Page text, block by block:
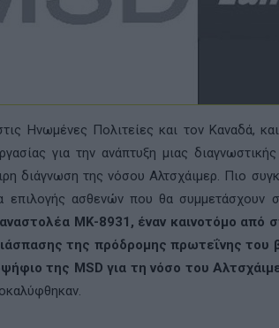
Ηνωμένες Πολιτείες και τον Καναδά,
για την ανάπτυξη μιας
διάγνωση της νόσου Αλτσχάιμερ. Πιο
επιλογής ασθενών που θα συμμετάσχουν
αναστολέα MK-8931, έναν καινοτόμο από
της πρόδρομης πρωτεΐνης του
της MSD για τη νόσο του